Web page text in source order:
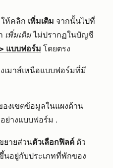
ห้คลิก เพิ่มเติม จากนั้นไปที่
เพิ่มเติมไม่ปรากฏในบัญชี
แบบฟอร์ม โดยตรง
เมาส์เหนือแบบฟอร์มที่มี
งเขตข้อมูลในแผงด้าน
ย่างแบบฟอร์ม .
ยายส่วนตัวเลือกฟิลด์ ตัว
นอยู่กับประเภทที่พักของ